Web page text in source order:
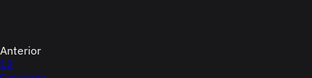
Anterior
12